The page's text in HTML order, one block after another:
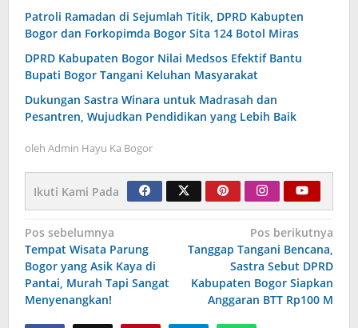
Patroli Ramadan di Sejumlah Titik, DPRD Kabupten
Bogor dan Forkopimda Bogor Sita 124 Botol Miras
DPRD Kabupaten Bogor Nilai Medsos Efektif Bantu
Bupati Bogor Tangani Keluhan Masyarakat
Dukungan Sastra Winara untuk Madrasah dan
Pesantren, Wujudkan Pendidikan yang Lebih Baik
oleh Admin Hayu Ka Bogor
Ikuti Kami Pada
Navigasi
pos
Pos sebelumnya
Tempat Wisata Parung
Bogor yang Asik Kaya di
Pantai, Murah Tapi Sangat
Menyenangkan!
Pos berikutnya
Tanggap Tangani Bencana,
Sastra Sebut DPRD
Kabupaten Bogor Siapkan
Anggaran BTT Rp100 M